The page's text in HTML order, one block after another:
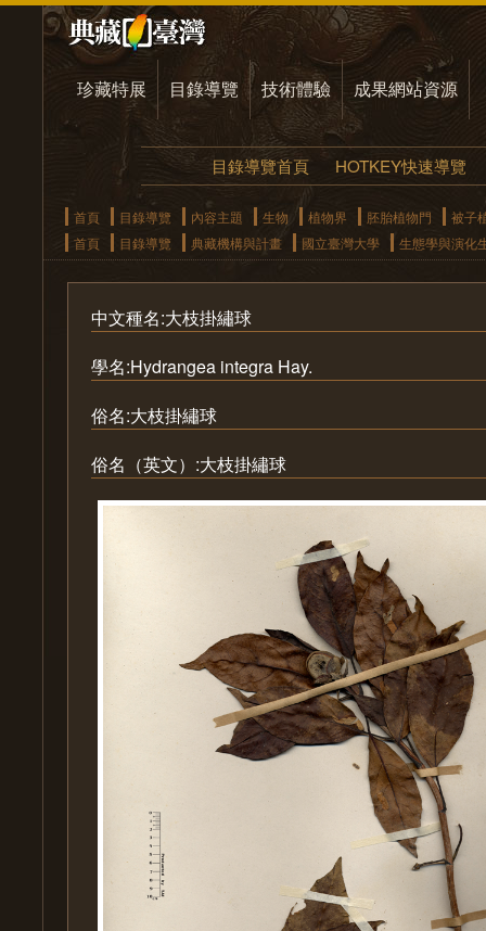
珍藏特展 目錄導覽 技術體驗 成果網站資源
目錄導覽首頁 HOTKEY快速導覽
首頁 目錄導覽 內容主題 生物 植物界 胚胎植物門
被子
首頁
目錄導覽 典藏機構與計畫 國立臺灣大學 生態學與演化
中文種名:大枝掛繡球
學名:Hydrangea integra Hay.
俗名:大枝掛繡球
俗名（英文）:大枝掛繡球